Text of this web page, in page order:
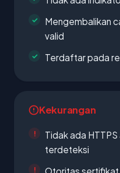
Mengembalikan
valid
Terdaftar pada
Kekurangan
Tidak ada
terdeteksi